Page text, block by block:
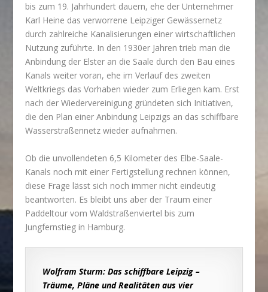
bis zum 19. Jahrhundert dauern, ehe der Unternehmer
Karl Heine das verworrene Leipziger Gewässernetz
durch zahlreiche Kanalisierungen einer wirtschaftlichen
Nutzung zuführte. In den 1930er Jahren trieb man die
Anbindung der Elster an die Saale durch den Bau eines
Kanals weiter voran, ehe im Verlauf des zweiten
Weltkriegs das Vorhaben wieder zum Erliegen kam. Erst
nach der Wiedervereinigung gründeten sich Initiativen,
die den Plan einer Anbindung Leipzigs an das schiffbare
Wasserstraßennetz wieder aufnahmen.
Ob die unvollendeten 6,5 Kilometer des Elbe-Saale-
Kanals noch mit einer Fertigstellung rechnen können,
diese Frage lässt sich noch immer nicht eindeutig
beantworten. Es bleibt uns aber der Traum einer
Paddeltour vom Waldstraßenviertel bis zum
Jungfernstieg in Hamburg.
Wolfram Sturm: Das schiffbare Leipzig –
Träume, Pläne und Realitäten aus vier